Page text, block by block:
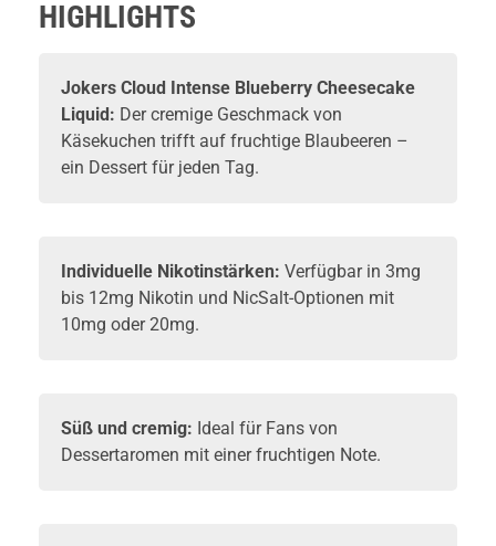
HIGHLIGHTS
Jokers Cloud Intense Blueberry Cheesecake
Liquid: Der cremige Geschmack von
Käsekuchen trifft auf fruchtige Blaubeeren –
ein Dessert für jeden Tag.
Individuelle Nikotinstärken: Verfügbar in 3mg
bis 12mg Nikotin und NicSalt-Optionen mit
10mg oder 20mg.
Süß und cremig: Ideal für Fans von
Dessertaromen mit einer fruchtigen Note.